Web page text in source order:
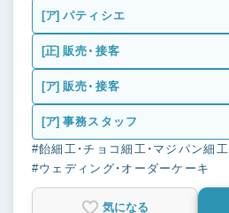
[ア] パティシエ
[正] 販売・接客
[ア] 販売・接客
[ア] 事務スタッフ
#飴細工・チョコ細工・マジパン細工
#ウェディング・オーダーケーキ
気になる